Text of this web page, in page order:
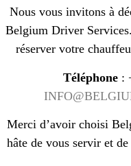
Nous vous invitons à
Belgium Driver
réserver votre
Téléphone :
Merci d’avoir choisi
hâte de vous servir et